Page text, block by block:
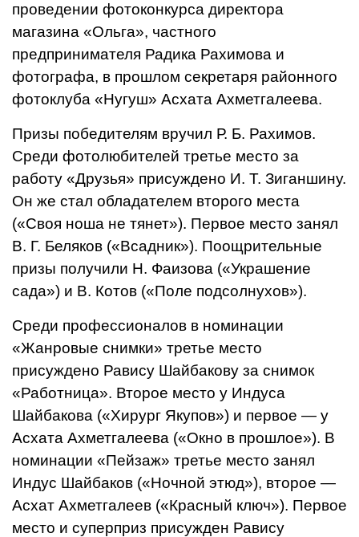
проведении фотоконкурса дирек­тора
магазина «Ольга», частного
предпринимателя Радика Рахимова и
фотографа, в прошлом секрета­ря районного
фо­токлуба «Нугуш» Асхата Ахметгалеева.
Призы победите­лям вручил Р. Б. Рахи­мов.
Среди фотолюби­телей третье место за
работу «Друзья» при­суждено И. Т. Зиганшину.
Он же стал облада­телем второго места
(«Своя ноша не тя­нет»). Первое место занял
В. Г. Беляков («Всадник»). Поощри­тельные
призы получи­ли Н. Фаизова («Укра­шение
сада») и В. Ко­тов («Поле подсолну­хов»).
Среди профессионалов в номинации
«Жанровые сним­ки» третье место
присуждено Равису Шайбакову за снимок
«Работница». Второе место у Индуса
Шайбакова («Хирург Якупов») и первое — у
Асхата Ахметгалеева («Окно в про­шлое»). В
номинации «Пей­заж» третье место занял
Индус Шайбаков («Ночной этюд»), второе —
Асхат Ахметгалеев («Красный ключ»). Первое
ме­сто и суперприз присужден Ра­вису